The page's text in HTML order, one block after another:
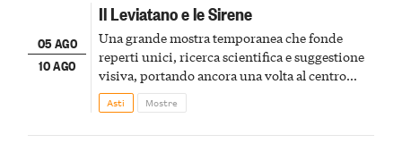
05 AGO
10 AGO
Il Leviatano e le Sirene
Una grande mostra temporanea che fonde
reperti unici, ricerca scientifica e suggestione
visiva, portando ancora una volta al centro
della scena le meraviglie del passato astigiano
Asti Mostre